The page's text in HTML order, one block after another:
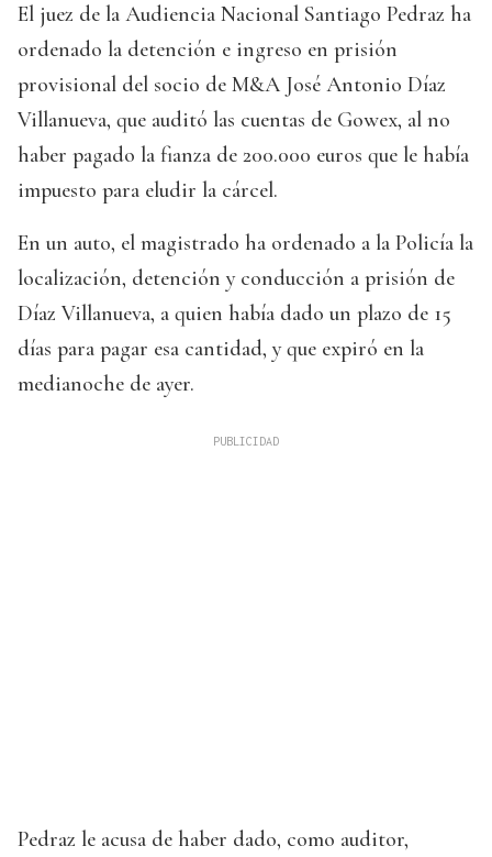
El juez de la Audiencia Nacional Santiago Pedraz ha
ordenado la detención e ingreso en prisión
provisional del socio de M&A José Antonio Díaz
Villanueva, que auditó las cuentas de Gowex, al no
haber pagado la fianza de 200.000 euros que le había
impuesto para eludir la cárcel.
En un auto, el magistrado ha ordenado a la Policía la
localización, detención y conducción a prisión de
Díaz Villanueva, a quien había dado un plazo de 15
días para pagar esa cantidad, y que expiró en la
medianoche de ayer.
Pedraz le acusa de haber dado, como auditor,